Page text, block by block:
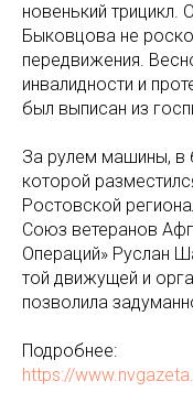
новенький
Быковцова не
передвижения.
инвалидности и
был выписан из
За рулем машины, в
которой
Ростовской
Союз ветеранов
Операций» Руслан
той движущей и
позволила
Подробнее:
https://